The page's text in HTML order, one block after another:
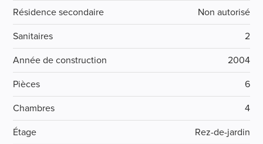
Résidence secondaire Non autorisé
Sanitaires 2
Année de construction 2004
Pièces 6
Chambres 4
Étage Rez-de-jardin